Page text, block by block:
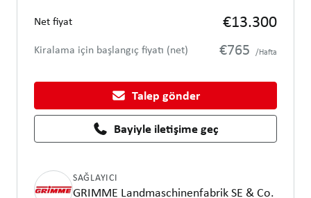
Net fiyat €13.300
Kiralama için başlangıç fiyatı (net) €765 /Hafta
Talep gönder
Bayiyle iletişime geç
SAĞLAYICI
GRIMME Landmaschinenfabrik SE & Co.